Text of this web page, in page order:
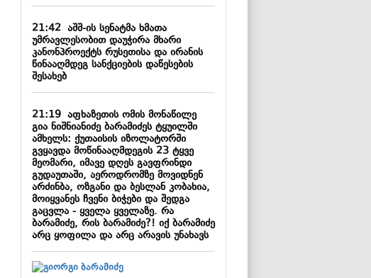
21:42აშშ-ის სენატმა ხმათა
უმრავლესობით დაუჭირა მხარი
კანონპროექტს რუსეთისა და ირანის
წინააღმდეგ სანქციების დაწესების
შესახებ
21:19აფხაზეთის ომის მონაწილე
გია ნიშნიანიძე ბარამიძეს ტყუილში
ამხელს: ქუთაისის იზოლატორში
გვყავდა მოწინააღმდეგის 23 ტყვე
მეომარი, იმავე დღეს გავფრინდი
გუდაუთაში, აეროდრომზე მოვიდნენ
არძინბა, ოზგანი და ბესლან კობახია,
მოიყვანეს ჩვენი ბიჭები და შედგა
გაცვლა - ყველა ყველაზე. რა
ბარამიძე, რის ბარამიძე?! იქ ბარამიძე
არც ყოფილა და არც არავის უნახავს